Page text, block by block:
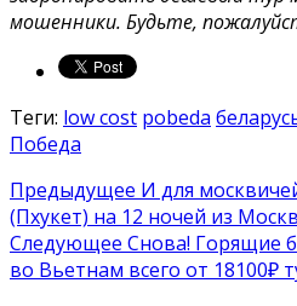
мошенники. Будьте,
Теги: low cost pobeda
Победа
Предыдущее И для
(Пхукет) на 12 ночей из
Следующее Снова! Горящие
во Вьетнам всего от 18100₽